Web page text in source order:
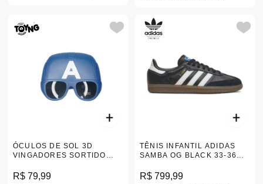
ÓCULOS DE SOL 3D
VINGADORES SORTIDO
R$ 79,99
TÊNIS INFANTIL ADIDAS
SAMBA OG BLACK 33-36
R$ 799,99